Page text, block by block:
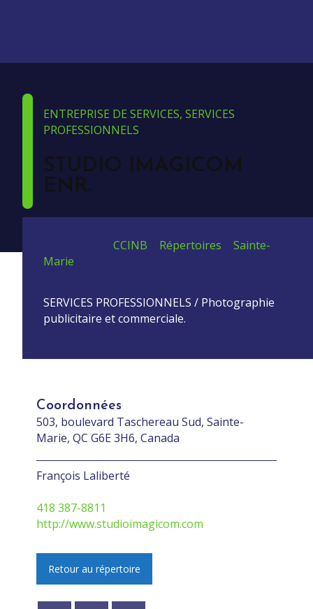
ENTREPRISE DE SERVICES, SERVICES
PROFESSIONNELS
STUDIO IMAGICOM
ENR.
CCINB Répertoires
Sainte-
Marie
SERVICES PROFESSIONNELS / Photographie
publicitaire et commerciale.
Coordonnées
503, boulevard Taschereau Sud, Sainte-
Marie, QC G6E 3H6, Canada
François Laliberté
418 387-8811
http://www.studioimagicom.com
Retour au répertoire